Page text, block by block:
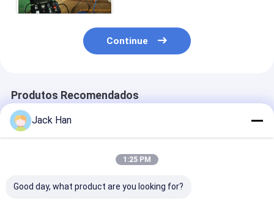
Continue
Produtos Recomendados
Jack Han
1:25 PM
Good day, what product are you looking for?